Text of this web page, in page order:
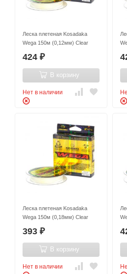
Леска плетеная Kosadaka
Wega 150м (0,12мм) Clear
424 ₽
В корзину
Нет в наличии
Леска плетеная Kosadaka
Wega 150м (0,18мм) Clear
393 ₽
В корзину
Нет в наличии